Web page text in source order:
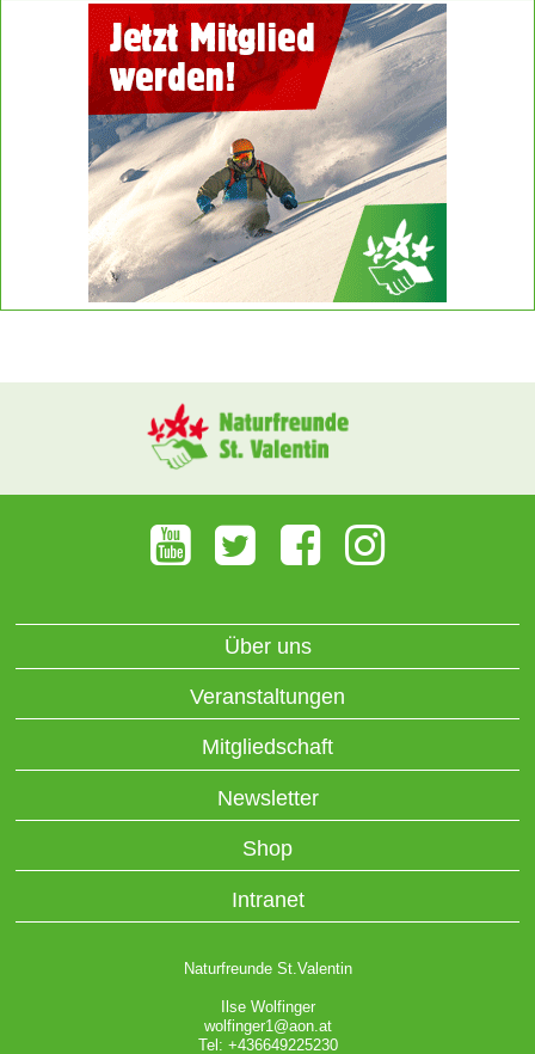
Über uns
Veranstaltungen
Mitgliedschaft
Newsletter
Shop
Intranet
Naturfreunde St.Valentin
Ilse Wolfinger
wolfinger1@aon.at
Tel: +436649225230